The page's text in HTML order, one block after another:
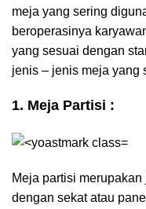
meja yang sering
beroperasinya
yang sesuai dengan
jenis – jenis meja yang
1. Meja Partisi :
Meja partisi
dengan sekat atau